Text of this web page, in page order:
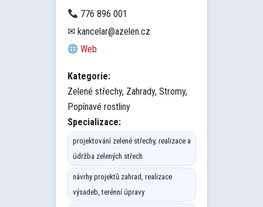
776 896 001
✉ kancelar@azelen.cz
Web
Kategorie:
Zelené střechy, Zahrady, Stromy,
Popínavé rostliny
Specializace:
projektování zelené střechy, realizace a
údržba zelených střech
návrhy projektů zahrad, realizace
výsadeb, terénní úpravy